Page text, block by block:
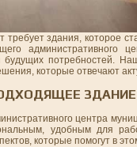
требует здания, которое
административного
потребностей.
которые отвечают
центра
удобным для
которые помогут в